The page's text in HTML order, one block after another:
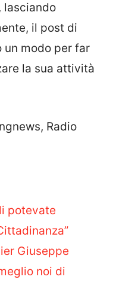
lasciando
il post di
un modo per far
la sua attività
Radio
potevate
Giuseppe
noi di